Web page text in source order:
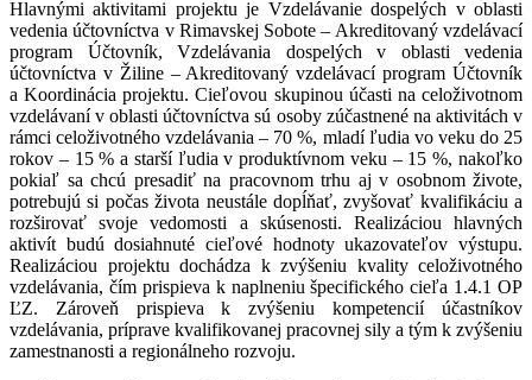
Hlavnými aktivitami projektu je Vzdelávanie dospelých v oblasti
vedenia účtovníctva v Rimavskej Sobote – Akreditovaný vzdelávací
program Účtovník, Vzdelávania dospelých v oblasti vedenia
účtovníctva v Žiline – Akreditovaný vzdelávací program Účtovník
a Koordinácia projektu. Cieľovou skupinou účasti na celoživotnom
vzdelávaní v oblasti účtovníctva sú osoby zúčastnené na aktivitách v
rámci celoživotného vzdelávania – 70 %, mladí ľudia vo veku do 25
rokov – 15 % a starší ľudia v produktívnom veku – 15 %, nakoľko
pokiaľ sa chcú presadiť na pracovnom trhu aj v osobnom živote,
potrebujú si počas života neustále dopĺňať, zvyšovať kvalifikáciu a
rozširovať svoje vedomosti a skúsenosti. Realizáciou hlavných
aktivít budú dosiahnuté cieľové hodnoty ukazovateľov výstupu.
Realizáciou projektu dochádza k zvýšeniu kvality celoživotného
vzdelávania, čím prispieva k naplneniu špecifického cieľa 1.4.1 OP
ĽZ. Zároveň prispieva k zvýšeniu kompetencií účastníkov
vzdelávania, príprave kvalifikovanej pracovnej sily a tým k zvýšeniu
zamestnanosti a regionálneho rozvoju.